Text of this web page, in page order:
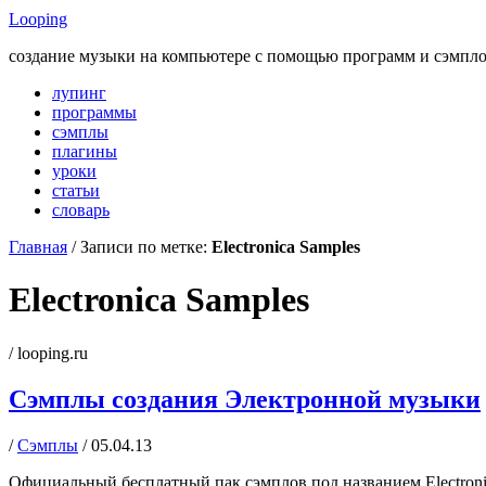
Looping
создание музыки на компьютере с помощью программ и
лупинг
программы
сэмплы
плагины
уроки
статьи
словарь
Главная /Записи по метке: Electronica Samples
Electronica Samples
/ looping.ru
Сэмплы создания Электронной музыки
/Сэмплы / 05.04.13
Официальный бесплатный пак сэмплов под названием